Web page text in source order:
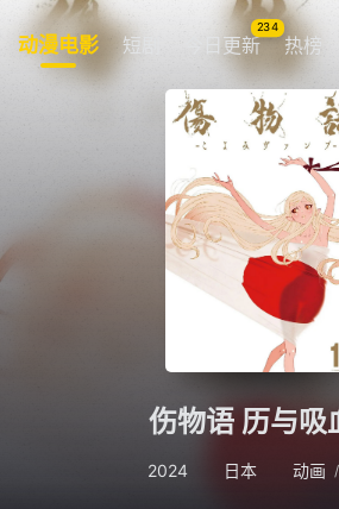
动漫电影 短剧 今日更新
234
热榜
我的观影记录
暂无观看影片的记录
伤物语 历与吸
2024 日本 动画 /